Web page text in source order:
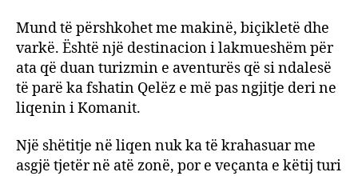
Mund të përshkohet me makinë, biçikletë dhe
varkë. Është një destinacion i lakmueshëm për
ata që duan turizmin e aventurës që si ndalesë
të parë ka fshatin Qelëz e më pas ngjitje deri ne
liqenin i Komanit.
Një shëtitje në liqen nuk ka të krahasuar me
asgjë tjetër në atë zonë, por e veçanta e këtij turi